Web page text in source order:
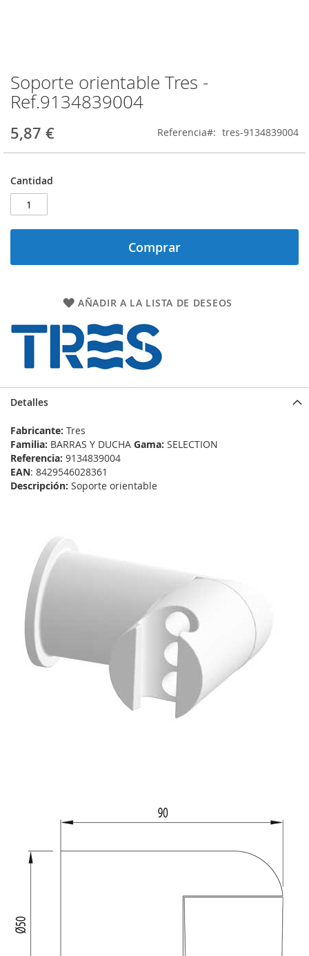
Soporte orientable Tres -
Ref.9134839004
5,87 € Referencia tres-9134839004
Cantidad
Comprar
AÑADIR A LA LISTA DE DESEOS
Saltar
al
comienzo
la
imágenes
Detalles
Fabricante: Tres
Familia: BARRAS Y DUCHA Gama: SELECTION
Referencia: 9134839004
EAN: 8429546028361
Descripción: Soporte orientable